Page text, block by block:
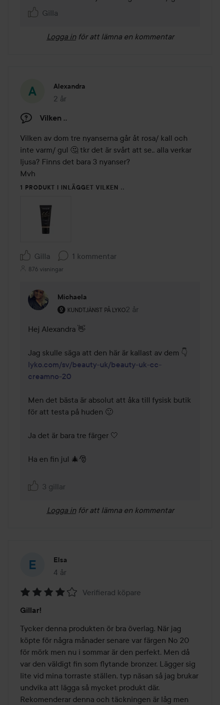
Gilla
Logga in för att lämna en kommentar
Alexandra
2 år
Inlägget skapades 2 år
Vilken ..
Vilken av dom tre nyanserna går åt rosa/ kall och
inte varm/ gul 🤔 tkr det är svårt att se.. alla verkar
ljusa? Finns det bara 3 nyanser?
Mvh
1 PRODUKT I INLÄGGET VILKEN ..
Gilla 1 kommentar
876 visningar
Michaela
KUNDTJÄNST PÅ LYKO
Användarens roll: Kundtjänst på Lyko.
2 år
Kommentaren lades 2 år
Hej Alexandra 👋
lyko.com/sv/beauty-uk/beauty-uk-cc-
creamno-20
Men det bästa är absolut att åka till fysisk butik
för att testa på huden 🙂
Ja det är bara tre färger 🤍
Ha en fin jul 🎄🎅
3 gillar
Logga in för att lämna en kommentar
Elsa
4 år
Inlägget skapades 4 år
4
av
5
Verifierad köpare
Gillar!
Tycker denna produkten ör bra överlag. När jag
köpte för några månader senare var färgen No 20
för mörk men nu i sommar är den perfekt. Men då
var den väldigt fin som flytande bronzer. Lägger sig
lite vid mina torraste ställen, typ näsan så jag brukar
undvika att lägga så mycket produkt där.
Rekomenderar denna och täckningen är låg men